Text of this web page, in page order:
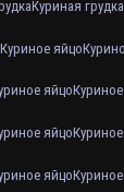
Куриная грудка
Куриное яйцо
яйцо
яйцо
яйцо